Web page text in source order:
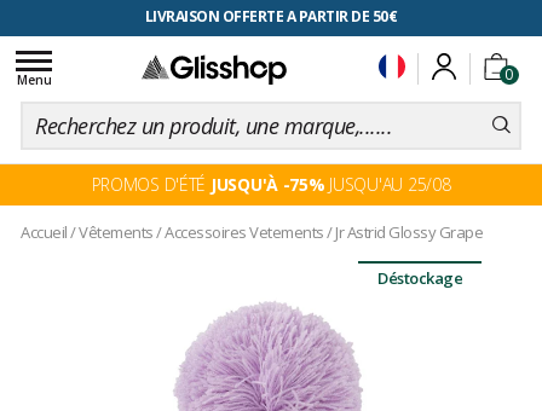
LIVRAISON OFFERTE A PARTIR DE 50€
RETOUR FACILITÉ, 100 jours pour changer d'avis
0
Toggle
navigation
Menu
PROMOS D'ÉTÉ JUSQU'À -75% JUSQU'AU 25/08
Accueil/Vêtements/Accessoires Vetements/Jr Astrid Glossy Grape
Déstockage